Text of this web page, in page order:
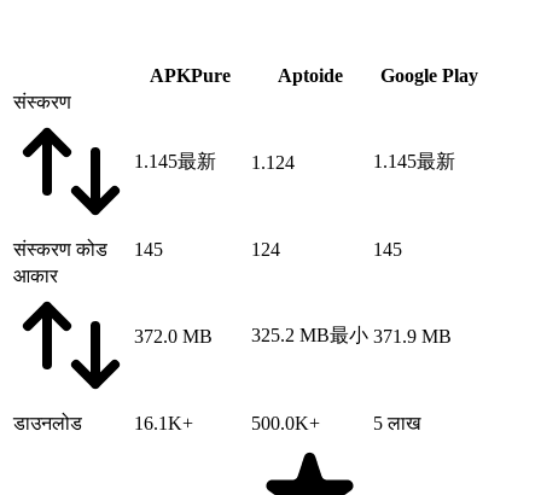
APKPure Aptoide
Google Play
संस्करण
1.145最新 1.124 1.145最新
संस्करण कोड 145 124
145
आकार
372.0 MB 325.2 MB最小 371.9 MB
डाउनलोड 16.1K+ 500.0K+ 5 लाख